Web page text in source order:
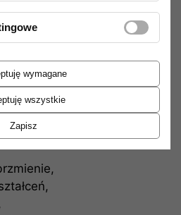
i poprawia kulturę
gładki, czysty i
Pure Piston Dual
liniowo i
pozwala
wymagane
wszystkie
Zapisz